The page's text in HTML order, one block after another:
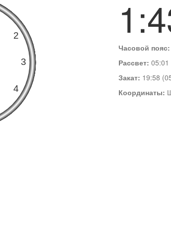
Часовой пояс:
Рассвет: 05:01
Закат: 19:58
Координаты: